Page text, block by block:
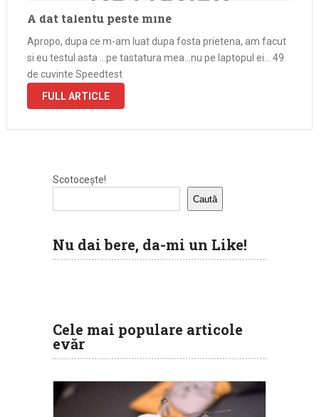
A dat talentu peste mine
Apropo, dupa ce m-am luat dupa fosta prietena, am facut
si eu testul asta …pe tastatura mea…nu pe laptopul ei… 49
de cuvinte Speedtest
FULL ARTICLE
Scotocește!
Caută
Nu dai bere, da-mi un Like!
Cele mai populare articole
evăr